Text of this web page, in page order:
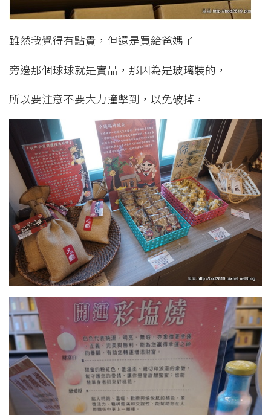
雖然我覺得有點貴，但還是買給爸媽了
旁邊那個球球就是實品，那因為是玻璃裝的，
所以要注意不要大力撞擊到，以免破掉，